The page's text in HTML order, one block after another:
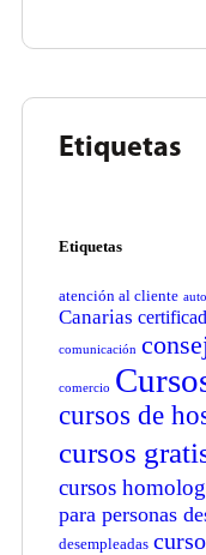
Etiquetas
Etiquetas
atención al cliente
Canarias
comunicación
comercio
cursos de
cursos
cursos
para personas
desempleadas